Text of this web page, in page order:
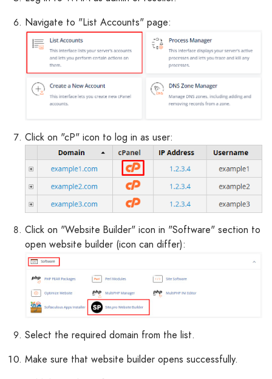
Navigate to "List Accounts" page:
Click on "cP" icon to log in as user:
Click on "Website Builder" icon in "Software" section to
open website builder (icon can differ):
Select the required domain from the list.
Make sure that website builder opens successfully.